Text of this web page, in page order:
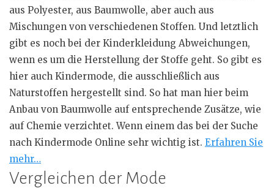
aus Polyester, aus Baumwolle, aber auch aus
Mischungen von verschiedenen Stoffen. Und letztlich
gibt es noch bei der Kinderkleidung Abweichungen,
wenn es um die Herstellung der Stoffe geht. So gibt es
hier auch Kindermode, die ausschließlich aus
Naturstoffen hergestellt sind. So hat man hier beim
Anbau von Baumwolle auf entsprechende Zusätze, wie
auf Chemie verzichtet. Wenn einem das bei der Suche
nach Kindermode Online sehr wichtig ist. Erfahren Sie
mehr…
Vergleichen der Mode